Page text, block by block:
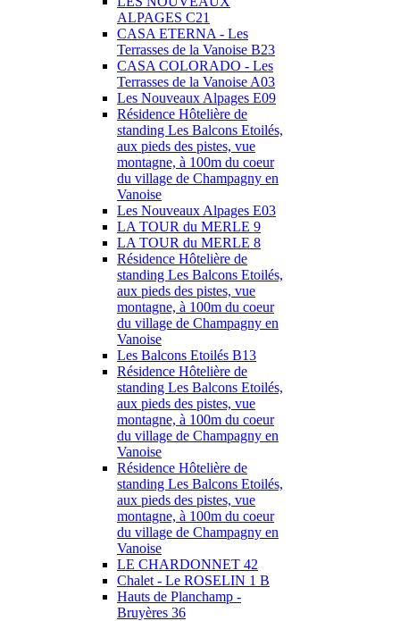
ALPAGES C21
CASA ETERNA - Les
Terrasses de la Vanoise B23
CASA COLORADO - Les
Terrasses de la Vanoise A03
Les Nouveaux Alpages E09
Résidence Hôtelière de
standing Les Balcons Etoilés,
aux pieds des pistes, vue
montagne, à 100m du coeur
du village de Champagny en
Vanoise
Les Nouveaux Alpages E03
LA TOUR du MERLE 9
LA TOUR du MERLE 8
Résidence Hôtelière de
standing Les Balcons Etoilés,
aux pieds des pistes, vue
montagne, à 100m du coeur
du village de Champagny en
Vanoise
Les Balcons Etoilés B13
Résidence Hôtelière de
standing Les Balcons Etoilés,
aux pieds des pistes, vue
montagne, à 100m du coeur
du village de Champagny en
Vanoise
Résidence Hôtelière de
standing Les Balcons Etoilés,
aux pieds des pistes, vue
montagne, à 100m du coeur
du village de Champagny en
Vanoise
LE CHARDONNET 42
Chalet - Le ROSELIN 1 B
Hauts de Planchamp -
Bruyères 36